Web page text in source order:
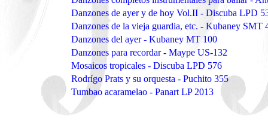
Danzones de ayer y de hoy Vol.II - Discuba LPD
Danzones de la vieja guardia, etc. - Kubaney SMT
Danzones del ayer - Kubaney MT 100
Danzones para recordar - Maype US-132
Mosaicos tropicales - Discuba LPD 576
Rodrígo Prats y su orquesta - Puchito 355
Tumbao acaramelao - Panart LP 2013